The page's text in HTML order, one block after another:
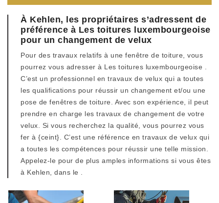
À Kehlen, les propriétaires s’adressent de
préférence à Les toitures luxembourgeoise
pour un changement de velux
Pour des travaux relatifs à une fenêtre de toiture, vous
pourrez vous adresser à Les toitures luxembourgeoise .
C’est un professionnel en travaux de velux qui a toutes
les qualifications pour réussir un changement et/ou une
pose de fenêtres de toiture. Avec son expérience, il peut
prendre en charge les travaux de changement de votre
velux. Si vous recherchez la qualité, vous pourrez vous
fer à {ceint}. C’est une référence en travaux de velux qui
a toutes les compétences pour réussir une telle mission.
Appelez-le pour de plus amples informations si vous êtes
à Kehlen, dans le .